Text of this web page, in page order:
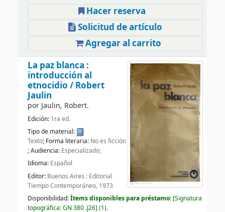
Hacer reserva
Solicitud de artículo
Agregar al carrito
La paz blanca :
introducción al
etnocidio / Robert
Jaulin
por Jaulin, Robert.
Edición: 1ra ed.
Tipo de material:
Texto; Forma literaria: No es ficción
; Audiencia: Especializado;
Idioma: Español
Editor: Buenos Aires : Editorial
Tiempo Contemporáneo, 1973
Disponibilidad:Ítems disponibles para préstamo: Signatura
topográfica:GN 380 .J26 (1).